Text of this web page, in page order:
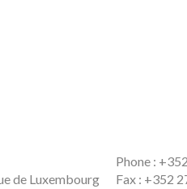
de Luxembourg
Phone :
Fax : +352